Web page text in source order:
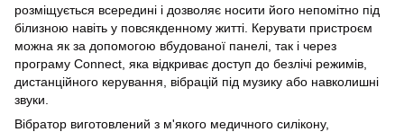
розміщується всередині і дозволяє носити його непомітно під
білизною навіть у повсякденному житті. Керувати пристроєм
можна як за допомогою вбудованої панелі, так і через
програму Connect, яка відкриває доступ до безлічі режимів,
дистанційного керування, вібрацій під музику або навколишні
звуки.
Вібратор виготовлений з м'якого медичного силікону,